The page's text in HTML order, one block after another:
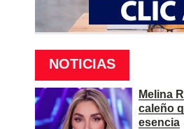
NOTICIAS
Melina
caleño
esencia